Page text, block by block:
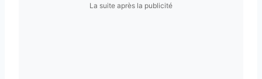
La suite après la publicité